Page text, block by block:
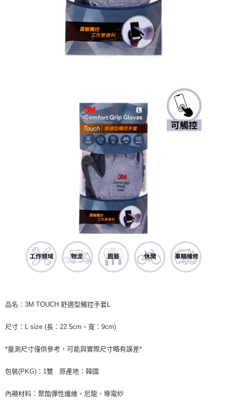
４．使用「AFTEE先享後付」時，將依據個別帳號之用戶狀況，依本公司即
時審查核予不同之上限額度；若仍有額度不足之情形，本公司將視審查結果
請求用戶進行身份認證。
５．嚴禁一人註冊多個帳號或使用他人資訊註冊。若發現惡意使用之情形，
恩沛科技股份有限公司將有權停止該用戶之使用額度並採取法律行動。
品名：3M TOUCH 舒適型觸控手套L
尺寸：L size (長：22.5cm、寬：9cm)
*量測尺寸僅供參考，可能與實際尺寸略有誤差*
包裝(PKG)：1雙 原產地：韓國
內襯材料：聚酯彈性纖維、尼龍、導電紗